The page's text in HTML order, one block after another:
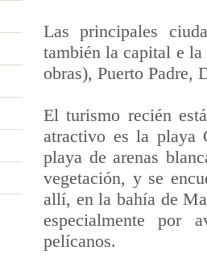
Las principales
también la capital e la
obras), Puerto
El turismo recién
atractivo es la playa
playa de arenas
vegetación, y se
allí, en la bahía de
especialmente por
pelícanos.